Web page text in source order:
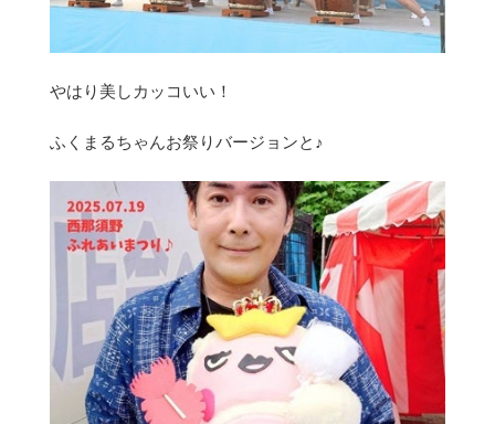
やはり美しカッコいい！
ふくまるちゃんお祭りバージョンと♪